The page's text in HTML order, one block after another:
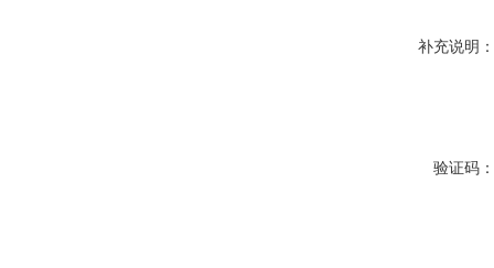
补充说明：
验证码：